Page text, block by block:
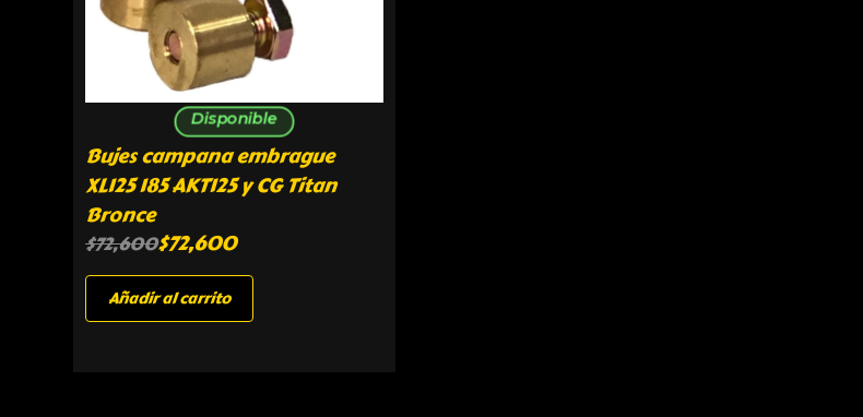
Disponible
Bujes campana embrague
XL125 185 AKT125 y CG Titan
Bronce
$72,600$72,600
Añadir al carrito